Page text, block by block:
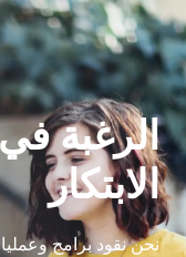
الرغبة
الابتكار
نحن نقود برامج